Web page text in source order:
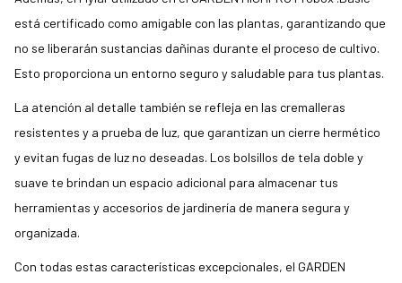
está certificado como amigable con las plantas, garantizando que
no se liberarán sustancias dañinas durante el proceso de cultivo.
Esto proporciona un entorno seguro y saludable para tus plantas.
La atención al detalle también se refleja en las cremalleras
resistentes y a prueba de luz, que garantizan un cierre hermético
y evitan fugas de luz no deseadas. Los bolsillos de tela doble y
suave te brindan un espacio adicional para almacenar tus
herramientas y accesorios de jardinería de manera segura y
organizada.
Con todas estas características excepcionales, el GARDEN